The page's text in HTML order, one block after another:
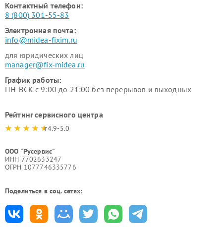
Контактный телефон:
8 (800) 301-55-83
Электронная почта:
info@midea-fixim.ru
для юридических лиц
manager@fix-midea.ru
График работы:
ПН-ВСК с 9:00 до 21:00 без перерывов и выходных
Рейтинг сервисного центра
4.9-5.0
ООО "Русервис"
ИНН 7702633247
ОГРН 1077746335776
Поделиться в соц. сетях: